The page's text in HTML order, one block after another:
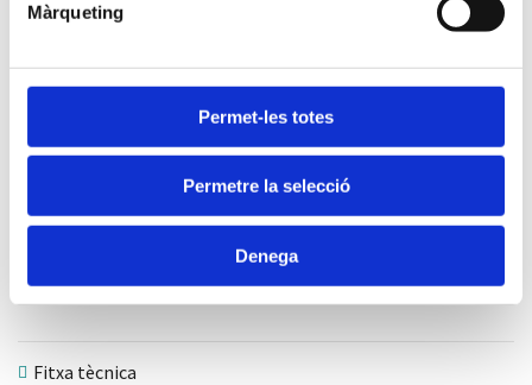
Màrqueting
Permet-les totes
Permetre la selecció
DenegaIncrusteu-ho al vostre web
15-44 anys 45-64 anys 65 anys o més
Fitxa tècnica